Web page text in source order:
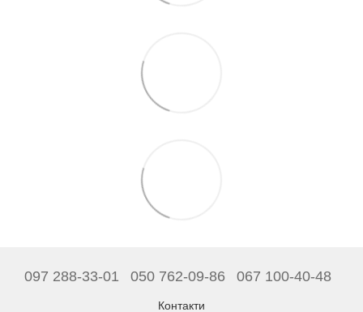
097 288-33-01 050 762-09-86 067 100-40-48
Контакти